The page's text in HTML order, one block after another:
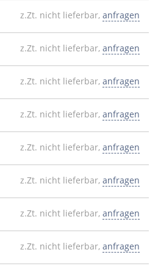
z.Zt. nicht lieferbar, anfragen
z.Zt. nicht lieferbar, anfragen
z.Zt. nicht lieferbar, anfragen
z.Zt. nicht lieferbar, anfragen
z.Zt. nicht lieferbar, anfragen
z.Zt. nicht lieferbar, anfragen
z.Zt. nicht lieferbar, anfragen
z.Zt. nicht lieferbar, anfragen